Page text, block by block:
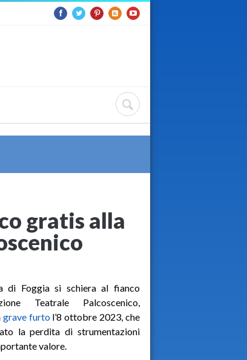
gratis alla
di Foggia si schiera al fianco
Teatrale Palcoscenico,
grave furtol’8 ottobre 2023, che
la perdita di strumentazioni
valore.